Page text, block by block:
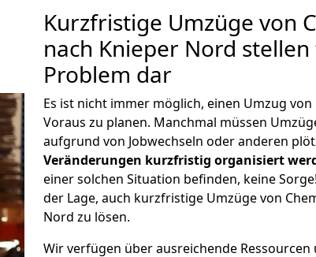
Kurzfristige Umzüge von
nach Knieper Nord
Problem dar
Es ist nicht immer möglich, einen Umzug
Voraus zu planen. Manchmal müssen
aufgrund von Jobwechseln oder anderen
Veränderungen kurzfristig organisiert
einer solchen Situation befinden, keine
der Lage, auch kurzfristige Umzüge von
Nord zu lösen.
Wir verfügen über ausreichende